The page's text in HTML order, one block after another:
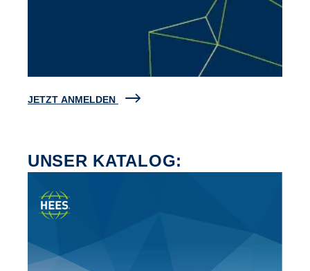
JETZT ANMELDEN
UNSER KATALOG: